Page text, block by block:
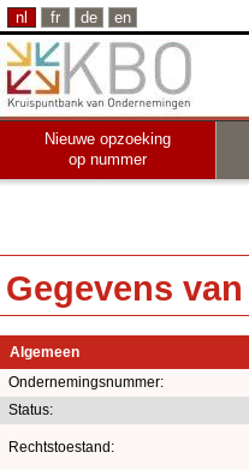
nl fr de en
Nieuwe opzoeking
op nummer
Gegevens
Algemeen
Ondernemingsnummer:
Status:
Rechtstoestand: